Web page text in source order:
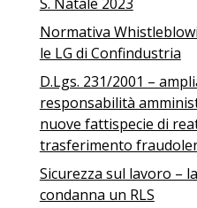
Normativa
le LG di Confindustria
D.Lgs. 231/2001 –
responsabilità
nuove fattispecie di
trasferimento
Sicurezza sul lavoro –
condanna un RLS